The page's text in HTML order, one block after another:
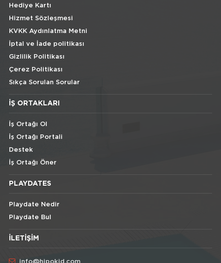
Hediye Kartı
Hizmet Sözleşmesi
KVKK Aydınlatma Metni
İptal ve İade politikası
Gizlilik Politikası
Çerez Politikası
Sıkça Sorulan Sorular
İŞ ORTAKLARI
İş Ortağı Ol
İş Ortağı Portali
Destek
İş Ortağı Öner
PLAYDATES
Playdate Nedir
Playdate Bul
İLETIŞIM